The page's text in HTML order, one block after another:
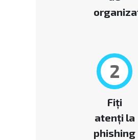
2
Fiți
atenți la
phishing